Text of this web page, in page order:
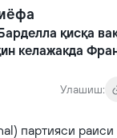
қисқа
келажакда
Улашиш:
партияси